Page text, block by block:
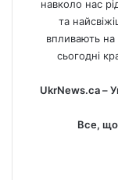
навколо нас
та
впливають
сьогодні
UkrNews.ca –
Все, що